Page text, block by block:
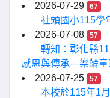
2026-07-29
67
社頭國小115學
2026-07-08
57
轉知：彰化縣
感恩與傳承—樂齡童
2026-07-25
57
本校於115年1